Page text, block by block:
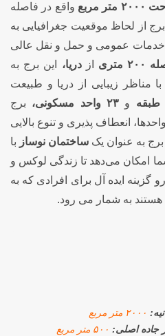
مربع
واقع در فاصله
برج از لحاظ موقعیت جغرافیایی به
عمومی و حمل و نقل عالی
متری ازدریا، این برج به
مناظر زیبایی از دریا و طبیعت
و۲۳ واحد مسکونی، برج
انعطاف پذیری و تنوع بالایی
برج به عنوان یک ساختمان نوساز با
امکان می‌دهد تا زندگی لوکس و
گزینه ایده آل برای افرادی که به
هستند به شمار می رود.
۲۰۰۰ متر مربع
جاده اصلی: ۵۰۰ متر مربع